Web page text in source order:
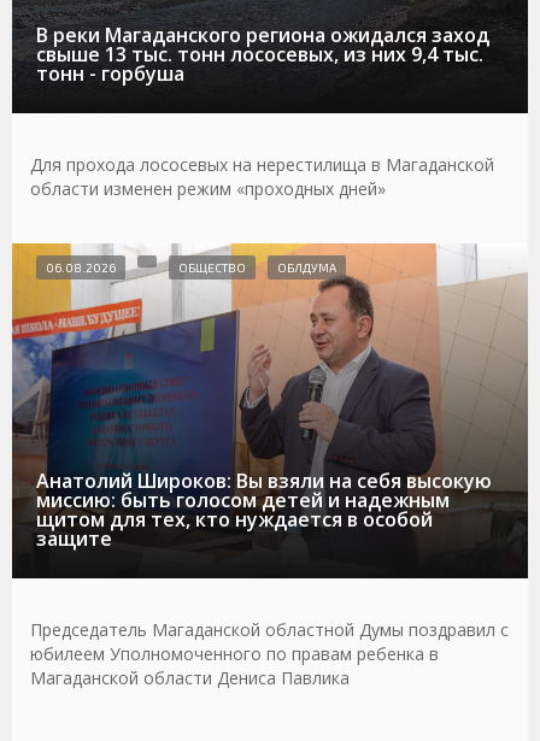
В реки Магаданского региона ожидался заход
свыше 13 тыс. тонн лососевых, из них 9,4 тыс.
тонн - горбуша
Для прохода лососевых на нерестилища в Магаданской
области изменен режим «проходных дней»
Анатолий Широков: Вы взяли на себя высокую
миссию: быть голосом детей и надежным
щитом для тех, кто нуждается в особой
защите
06.08.2026 ОБЩЕСТВО ОБЛДУМА
Председатель Магаданской областной Думы поздравил с
юбилеем Уполномоченного по правам ребенка в
Магаданской области Дениса Павлика